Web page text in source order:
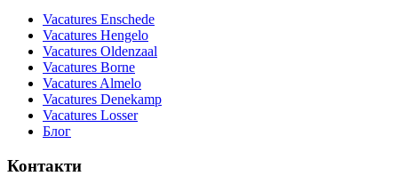
Vacatures Enschede
Vacatures Hengelo
Vacatures Oldenzaal
Vacatures Borne
Vacatures Almelo
Vacatures Denekamp
Vacatures Losser
Блог
Контакти